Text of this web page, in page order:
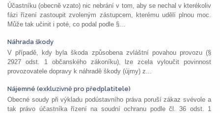
Účastníku (obecně vzato) nic nebrání v tom, aby se nechal v kterékoliv
fázi řízení zastoupit zvoleným zástupcem, kterému udělí plnou moc.
Může tak učinit i poté, co podal podle §...
Náhrada škody
V případě, kdy byla škoda způsobena zvláštní povahou provozu (§
2927 odst. 1 občanského zákoníku), lze zcela vyloučit povinnost
provozovatele dopravy k náhradě škody (újmy) z...
Nájemné (exkluzivně pro předplatitele)
Obecné soudy při výkladu podústavního práva poruší zákaz svévole a
tak právo účastníka řízení na soudní ochranu podle čl. 36 odst. 1